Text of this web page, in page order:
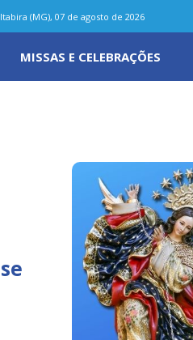
(MG), 07 de agosto de 2026
MISSAS E CELEBRAÇÕES